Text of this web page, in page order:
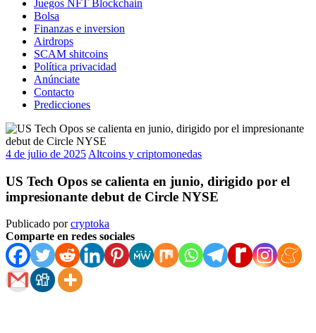
Juegos NFT Blockchain
Bolsa
Finanzas e inversion
Airdrops
SCAM shitcoins
Política privacidad
Anúnciate
Contacto
Predicciones
4 de julio de 2025 Altcoins y criptomonedas
US Tech Opos se calienta en junio, dirigido por el
impresionante debut de Circle NYSE
Publicado porcryptoka
Comparte en redes sociales